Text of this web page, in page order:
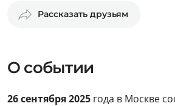
Рассказать друзьям
О событии
26 сентября 2025 года в Москве